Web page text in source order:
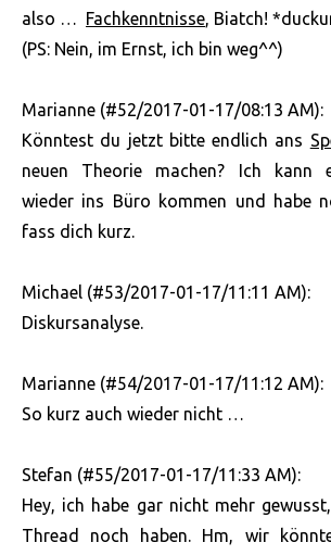
also …
Fachkenntnisse, Biatch!
(PS: Nein, im Ernst, ich bin weg^^)
Marianne (#52/2017-01-17/08:13 AM):
Könntest du jetzt bitte endlich ans
neuen Theorie machen? Ich kann
wieder ins Büro kommen und habe
fass dich kurz.
Michael (#53/2017-01-17/11:11 AM):
Diskursanalyse.
Marianne (#54/2017-01-17/11:12 AM):
So kurz auch wieder nicht …
Stefan (#55/2017-01-17/11:33 AM):
Hey, ich habe gar nicht mehr
Thread noch haben. Hm, wir